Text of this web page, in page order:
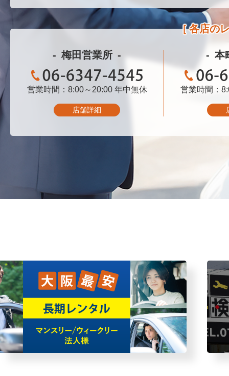
各店の
梅田営業所
06-6347-4545
営業時間：8:00～20:00 年中無休
店舗詳細
本
営業時間：